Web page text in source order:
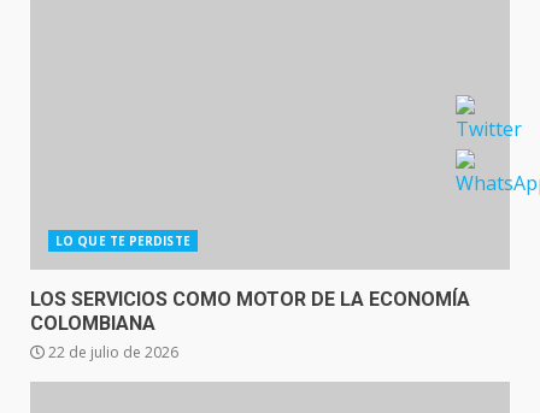
LO QUE TE PERDISTE
LOS SERVICIOS COMO MOTOR DE LA ECONOMÍA
COLOMBIANA
22 de julio de 2026